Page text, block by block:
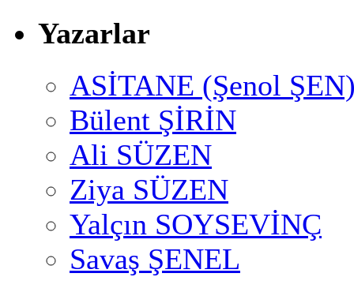
Yazarlar
ASİTANE (Şenol
Bülent ŞİRİN
Ali SÜZEN
Ziya SÜZEN
Yalçın SOYSEVİNÇ
Savaş ŞENEL